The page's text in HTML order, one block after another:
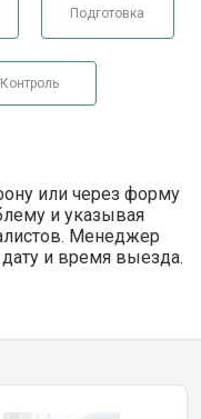
Подготовка
Контроль
или через форму
и указывая
Менеджер
дату и время выезда.